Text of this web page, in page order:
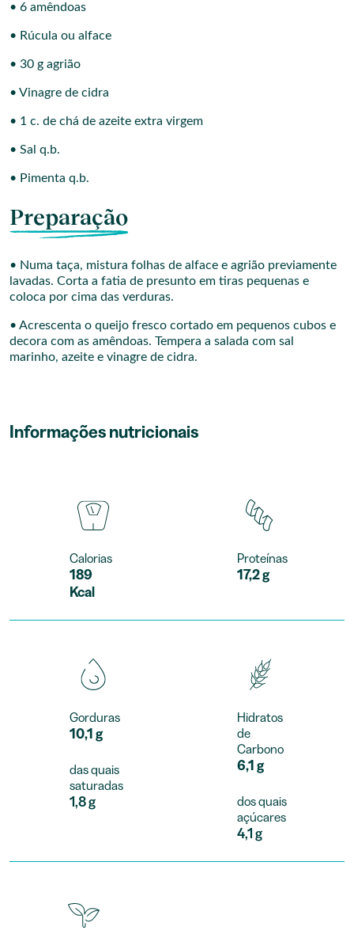
• 6 amêndoas
• Rúcula ou alface
• 30 g agrião
• Vinagre de cidra
• 1 c. de chá de azeite extra virgem
• Sal q.b.
• Pimenta q.b.
Preparação
• Numa taça, mistura folhas de alface e agrião previamente
lavadas. Corta a fatia de presunto em tiras pequenas e
coloca por cima das verduras.
• Acrescenta o queijo fresco cortado em pequenos cubos e
decora com as amêndoas. Tempera a salada com sal
marinho, azeite e vinagre de cidra.
Informações nutricionais
Calorias
189
Kcal
Proteínas
17,2 g
Gorduras
10,1 g
das quais
saturadas
1,8 g
Hidratos
de
Carbono
6,1 g
dos quais
açúcares
4,1 g